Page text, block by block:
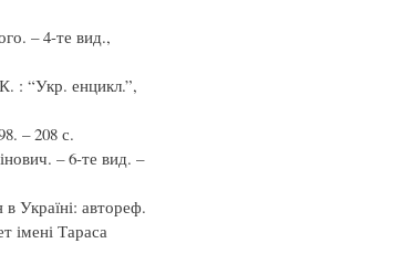
– 4-те вид.,
: “Укр. енцикл.”,
– 208 с.
– 6-те вид. –
Україні: автореф.
імені Тараса